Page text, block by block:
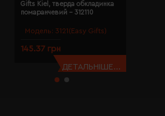
Модель: 3121(Easy Gifts)
Gifts Kiel, тверда обкладинка
помаранчевий - 312110
145.37 грн
ДЕТАЛЬНІШЕ...